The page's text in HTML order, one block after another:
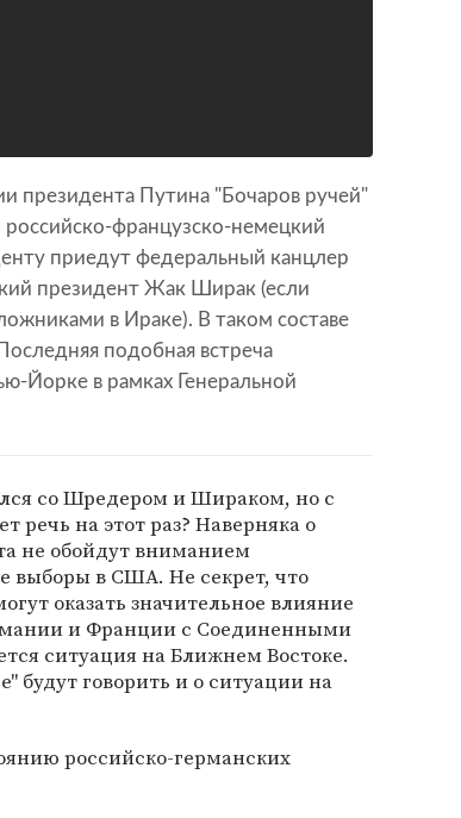
президента Путина "Бочаров ручей"
французско-немецкий
приедут федеральный канцлер
президент Жак Ширак (если
в Ираке). В таком составе
подобная встреча
Йорке в рамках Генеральной
со Шредером и Шираком, но с
речь на этот раз? Наверняка о
не обойдут вниманием
выборы в США. Не секрет, что
оказать значительное влияние
и Франции с Соединенными
ситуация на Ближнем Востоке.
будут говорить и о ситуации на
российско-германских